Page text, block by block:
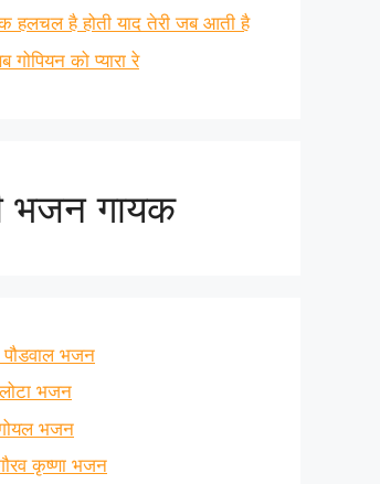
हलचल है होती याद तेरी जब आती है
गोपियन को प्यारा रे
भजन गायक
पौडवाल भजन
भजन
भजन
कृष्णा भजन